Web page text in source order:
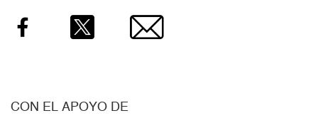
Facebook Twitter Email
CON EL APOYO DE